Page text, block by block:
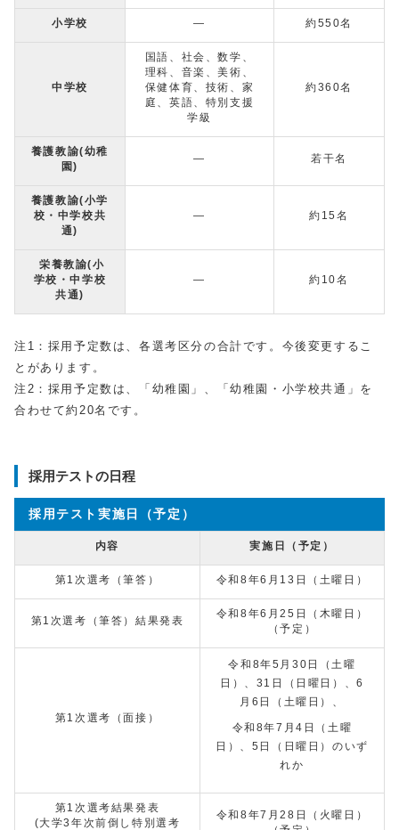
小学校 ― 約550名
中学校
国語、社会、数学、
理科、音楽、美術、
保健体育、技術、家
庭、英語、特別支援
学級
約360名
養護教諭(幼稚
園)
― 若干名
養護教諭(小学
校・中学校共
通)
― 約15名
栄養教諭(小
学校・中学校
共通)
― 約10名
注1：採用予定数は、各選考区分の合計です。今後変更するこ
とがあります。
注2：採用予定数は、「幼稚園」、「幼稚園・小学校共通」を
合わせて約20名です。
採用テストの日程
採用テスト実施日（予定）
内容 実施日（予定）
第1次選考（筆答） 令和8年6月13日（土曜日）
第1次選考（筆答）結果発表
令和8年6月25日（木曜日）
（予定）
第1次選考（面接）
令和8年5月30日（土曜
日）、31日（日曜日）、6
月6日（土曜日）、
令和8年7月4日（土曜
日）、5日（日曜日）のいず
れか
第1次選考結果発表
(大学3年次前倒し特別選考
令和8年7月28日（火曜日）